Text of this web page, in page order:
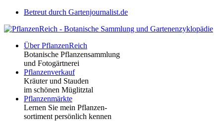
Betreut durch Gartenjournalist.de
Über PflanzenReich
Botanische Pflanzensammlung
und Fotogärtnerei
Pflanzenverkauf
Kräuter und Stauden
im schönen Müglitztal
Pflanzenmärkte
Lernen Sie mein Pflanzen-
sortiment persönlich kennen